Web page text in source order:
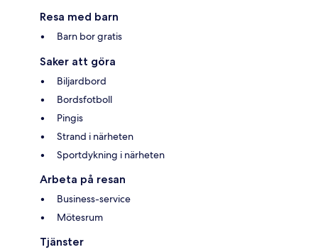
Resa med barn
Barn bor gratis
Saker att göra
Biljardbord
Bordsfotboll
Pingis
Strand i närheten
Sportdykning i närheten
Arbeta på resan
Business-service
Mötesrum
Tjänster